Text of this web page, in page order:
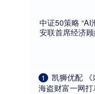
中证50策略 “AI
安联首席经济
1
凯狮优配 《
海盗财富一网打